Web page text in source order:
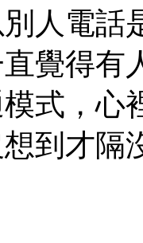
人電話
覺得有
式，心
到才隔